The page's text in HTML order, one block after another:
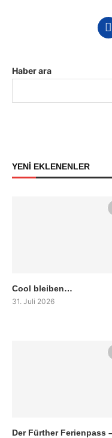
Haber ara
YENİ EKLENENLER
Cool bleiben…
31. Juli 2026
Der Fürther Ferienpass